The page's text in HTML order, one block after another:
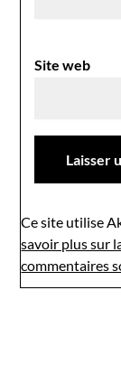
Site web
Ce site utilise
savoir plus sur
commentaires